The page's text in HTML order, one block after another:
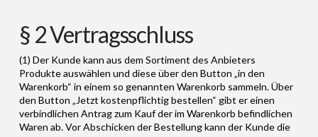
§ 2 Vertragsschluss
(1) Der Kunde kann aus dem Sortiment des Anbieters
Produkte auswählen und diese über den Button „in den
Warenkorb“ in einem so genannten Warenkorb sammeln. Über
den Button „Jetzt kostenpflichtig bestellen“ gibt er einen
verbindlichen Antrag zum Kauf der im Warenkorb befindlichen
Waren ab. Vor Abschicken der Bestellung kann der Kunde die